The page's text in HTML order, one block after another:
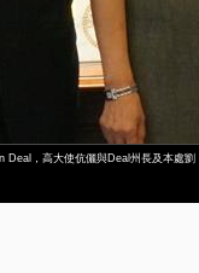
Deal，高大使伉儷與Deal州長及本處劉